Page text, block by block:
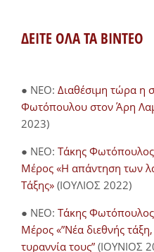
ΔΕΙΤΕ ΟΛΑ ΤΑ ΒΙΝΤΕΟ
● NEO: Διαθέσιμη τώρα η
Φωτόπουλου στον Άρη
2023)
● NEO: Τάκης
Μέρος «Η απάντηση των
Τάξης» (ΙΟΥΛΙΟΣ 2022)
● NEO: Τάκης
Μέρος «”Νέα διεθνής
τυραννία τους” (ΙΟΥΝΙΟΣ